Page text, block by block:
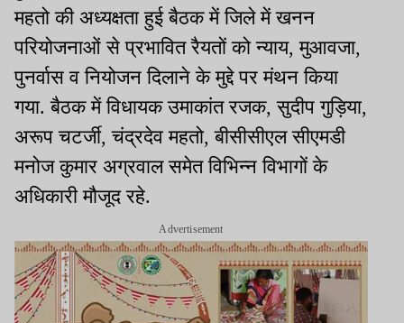
महतो की अध्यक्षता हुई बैठक में जिले में खनन
परियोजनाओं से प्रभावित रैयतों को न्याय, मुआवजा,
पुनर्वास व नियोजन दिलाने के मुद्दे पर मंथन किया
गया. बैठक में विधायक उमाकांत रजक, सुदीप गुड़िया,
अरूप चटर्जी, चंद्रदेव महतो, बीसीसीएल सीएमडी
मनोज कुमार अग्रवाल समेत विभिन्न विभागों के
अधिकारी मौजूद रहे.
Advertisement